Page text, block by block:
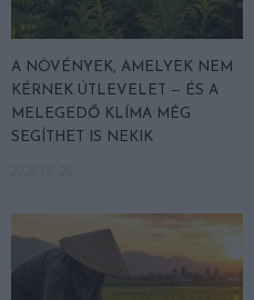
A NÖVÉNYEK, AMELYEK NEM
KÉRNEK ÚTLEVELET — ÉS A
MELEGEDŐ KLÍMA MÉG
SEGÍTHET IS NEKIK